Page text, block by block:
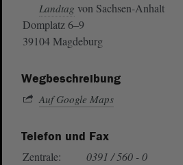
Landtag von Sachsen-Anhalt
Domplatz 6–9
39104 Magdeburg
Wegbeschreibung
Auf Google Maps
Telefon und Fax
Zentrale:
0391 / 560 - 0